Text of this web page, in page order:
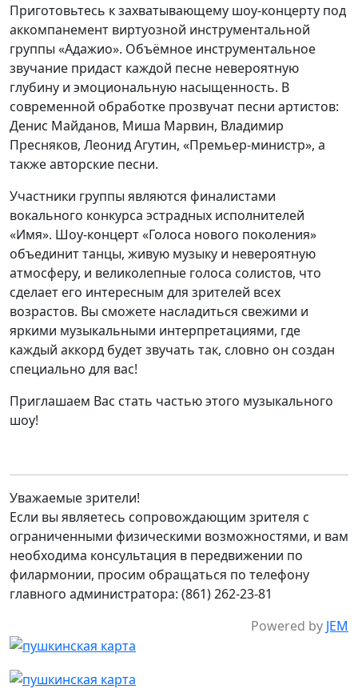
Приготовьтесь к захватывающему шоу-концерту под
аккомпанемент виртуозной инструментальной
группы «Адажио». Объёмное инструментальное
звучание придаст каждой песне невероятную
глубину и эмоциональную насыщенность. В
современной обработке прозвучат песни артистов:
Денис Майданов, Миша Марвин, Владимир
Пресняков, Леонид Агутин, «Премьер-министр», а
также авторские песни.
Участники группы являются финалистами
вокального конкурса эстрадных исполнителей
«Имя». Шоу-концерт «Голоса нового поколения»
объединит танцы, живую музыку и невероятную
атмосферу, и великолепные голоса солистов, что
сделает его интересным для зрителей всех
возрастов. Вы сможете насладиться свежими и
яркими музыкальными интерпретациями, где
каждый аккорд будет звучать так, словно он создан
специально для вас!
Приглашаем Вас стать частью этого музыкального
шоу!
Уважаемые зрители!
Если вы являетесь сопровождающим зрителя с
ограниченными физическими возможностями, и вам
необходима консультация в передвижении по
филармонии, просим обращаться по телефону
главного администратора: (861) 262-23-81
Powered by JEM